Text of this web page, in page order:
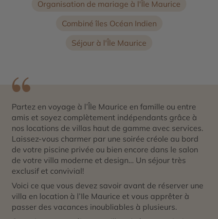
Organisation de mariage à l'Île Maurice
Combiné îles Océan Indien
Séjour à l'Île Maurice
Partez en voyage à l’Île Maurice en famille ou entre
amis et soyez complètement indépendants grâce à
nos locations de villas haut de gamme avec services.
Laissez-vous charmer par une soirée créole au bord
de votre piscine privée ou bien encore dans le salon
de votre villa moderne et design… Un séjour très
exclusif et convivial!
Voici ce que vous devez savoir avant de réserver une
villa en location à l’Ile Maurice et vous apprêter à
passer des vacances inoubliables à plusieurs.